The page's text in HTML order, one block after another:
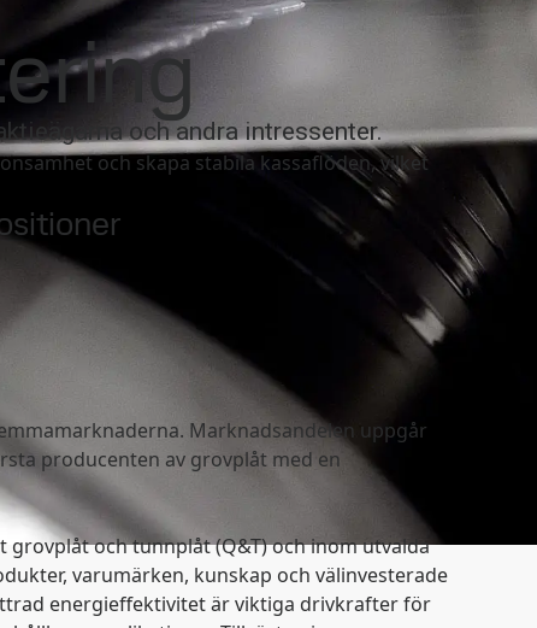
Search
MySSAB
och andra intressenter.
och skapa stabila kassaflöden, vilket
Marknadsandelen uppgår
producenten av grovplåt med en
och tunnplåt (Q&T) och inom utvalda
varumärken, kunskap och välinvesterade
energieffektivitet är viktiga drivkrafter för